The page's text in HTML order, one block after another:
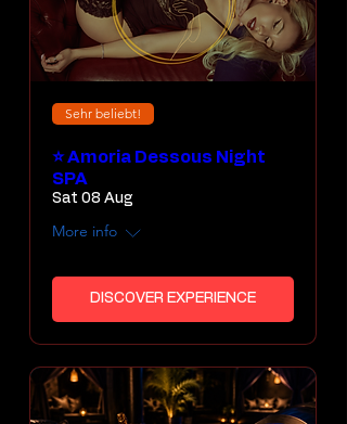
Sehr beliebt!
⭐ Amoria Dessous Night
SPA
Sat 08 Aug
More info
DISCOVER EXPERIENCE